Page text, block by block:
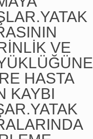
VE
HASTA
KAYBI